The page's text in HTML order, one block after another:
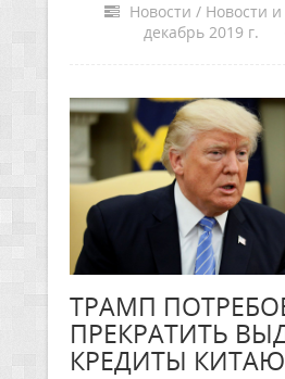
Новости / Новости
декабрь 2019 г.
ТРАМП
ПРЕКРАТИТЬ
КРЕДИТЫ КИТАЮ